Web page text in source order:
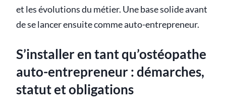
et les évolutions du métier. Une base solide avant
de se lancer ensuite comme auto-entrepreneur.
S’installer en tant qu’ostéopathe
auto-entrepreneur : démarches,
statut et obligations